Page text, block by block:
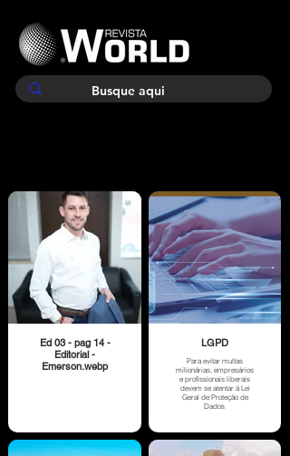
Ed 03 - pag 14 -
Editorial -
Emerson.webp
LGPD
Para evitar multas
milionárias, empresários
e profissionais liberais
devem se atentar à Lei
Geral de Proteção de
Dados